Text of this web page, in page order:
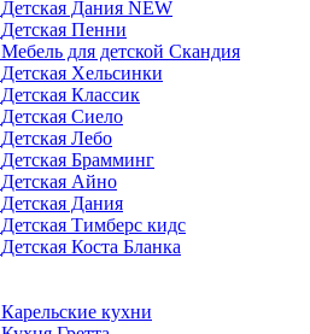
Детская Дания NEW
Детская Пенни
Мебель для детской Скандия
Детская Хельсинки
Детская Классик
Детская Сиело
Детская Лебо
Детская Брамминг
Детская Айно
Детская Дания
Детская Тимберс кидс
Детская Коста Бланка
Карельские кухни